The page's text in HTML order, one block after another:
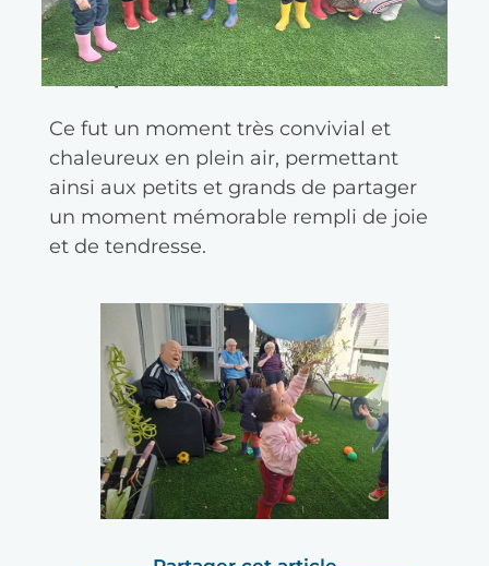
enfants et résidents se sont rendus
dans le patio pour la chasse aux œufs
de Pâques.
Ce fut un moment très convivial et
chaleureux en plein air, permettant
ainsi aux petits et grands de partager
un moment mémorable rempli de joie
et de tendresse.